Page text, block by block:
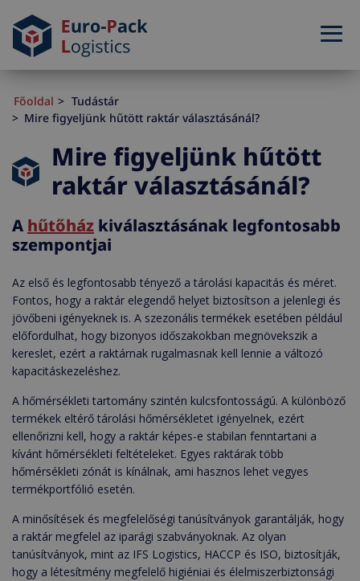
Főoldal
Tudástár
Mire figyeljünk hűtött raktár választásánál?
Mire figyeljünk hűtött
raktár választásánál?
A hűtőház kiválasztásának legfontosabb
szempontjai
Az első és legfontosabb tényező a tárolási kapacitás és méret.
Fontos, hogy a raktár elegendő helyet biztosítson a jelenlegi és
jövőbeni igényeknek is. A szezonális termékek esetében például
előfordulhat, hogy bizonyos időszakokban megnövekszik a
kereslet, ezért a raktárnak rugalmasnak kell lennie a változó
kapacitáskezeléshez.
A hőmérsékleti tartomány szintén kulcsfontosságú. A különböző
termékek eltérő tárolási hőmérsékletet igényelnek, ezért
ellenőrizni kell, hogy a raktár képes-e stabilan fenntartani a
kívánt hőmérsékleti feltételeket. Egyes raktárak több
hőmérsékleti zónát is kínálnak, ami hasznos lehet vegyes
termékportfólió esetén.
A minősítések és megfelelőségi tanúsítványok garantálják, hogy
a raktár megfelel az iparági szabványoknak. Az olyan
tanúsítványok, mint az IFS Logistics, HACCP és ISO, biztosítják,
hogy a létesítmény megfelelő higiéniai és élelmiszerbiztonsági